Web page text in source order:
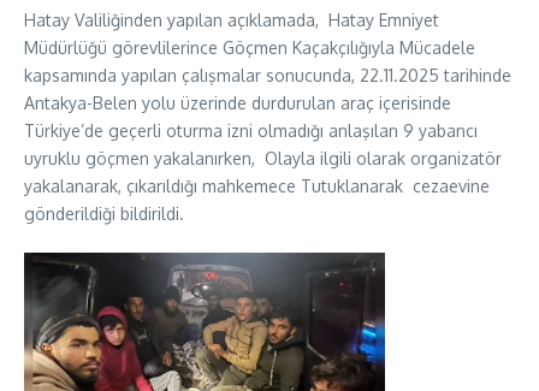
Hatay Valiliğinden yapılan açıklamada, Hatay Emniyet
Müdürlüğü görevlilerince Göçmen Kaçakçılığıyla Mücadele
kapsamında yapılan çalışmalar sonucunda, 22.11.2025 tarihinde
Antakya-Belen yolu üzerinde durdurulan araç içerisinde
Türkiye’de geçerli oturma izni olmadığı anlaşılan 9 yabancı
uyruklu göçmen yakalanırken, Olayla ilgili olarak organizatör
yakalanarak, çıkarıldığı mahkemece Tutuklanarak cezaevine
gönderildiği bildirildi.